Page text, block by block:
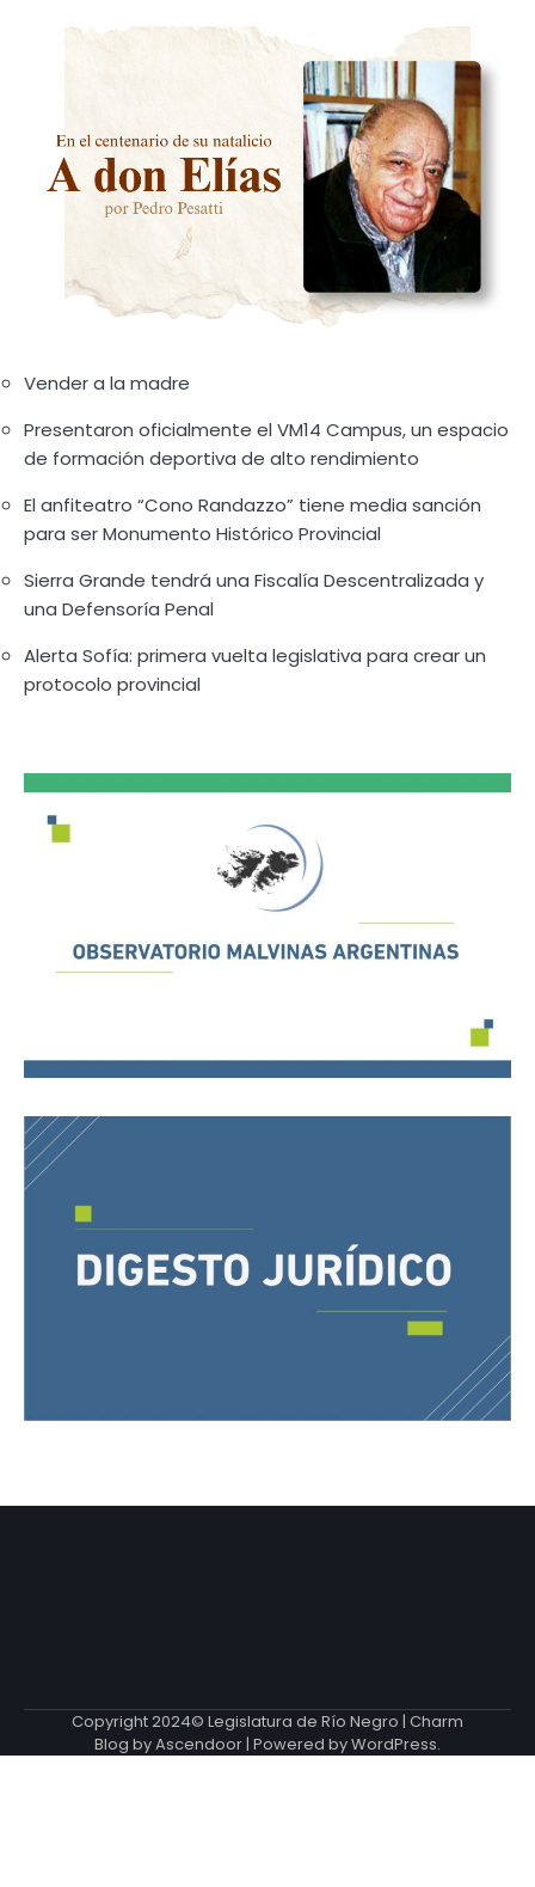
Vender a la madre
Presentaron oficialmente el VM14 Campus, un espacio
de formación deportiva de alto rendimiento
El anfiteatro “Cono Randazzo” tiene media sanción
para ser Monumento Histórico Provincial
Sierra Grande tendrá una Fiscalía Descentralizada y
una Defensoría Penal
Alerta Sofía: primera vuelta legislativa para crear un
protocolo provincial
Copyright 2024© Legislatura de Río Negro | Charm
Blog byAscendoor | Powered byWordPress.